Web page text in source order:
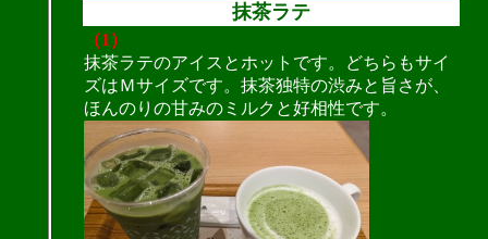
抹茶ラテ
（1）
抹茶ラテのアイスとホットです。どちらもサイ
ズはＭサイズです。抹茶独特の渋みと旨さが、
ほんのりの甘みのミルクと好相性です。